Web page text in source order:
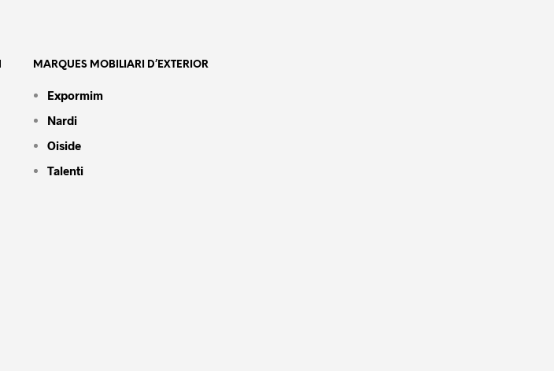
MARQUES MOBILIARI D’EXTERIOR
Expormim
Nardi
Oiside
Talenti